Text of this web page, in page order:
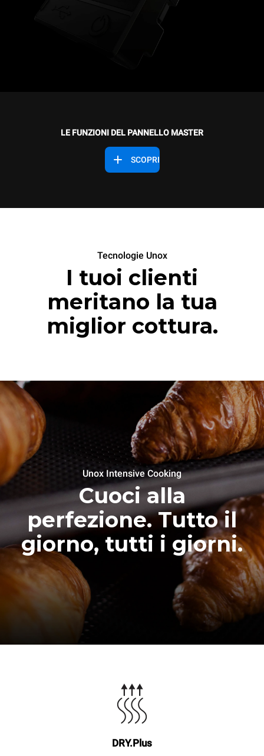
LE FUNZIONI DEL PANNELLO MASTER
SCOPRI
Tecnologie Unox
I tuoi clienti
meritano la tua
miglior cottura.
Unox Intensive Cooking
Cuoci alla
perfezione. Tutto il
giorno, tutti i giorni.
DRY.Plus